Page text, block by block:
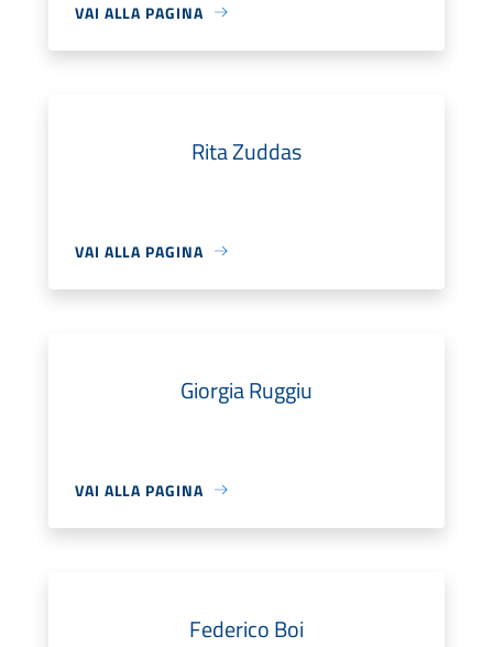
VAI ALLA PAGINA
Rita Zuddas
VAI ALLA PAGINA
Giorgia Ruggiu
VAI ALLA PAGINA
Federico Boi